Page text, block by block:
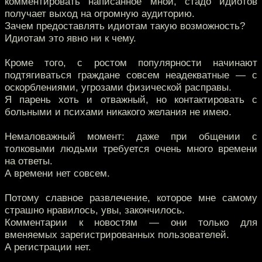
получает выход на огромную аудиторию.
Зачем предоставлять идиотам такую возможность?
Идиотам это явно ни к чему.
Кроме того, с ростом популярности начинают
подтягиваться граждане совсем неадекватные — с
оскорблениями, угрозами физической расправы.
Я парень хоть и отважный, но контактировать с
больными и психами никакого желания не имею.
Немаловажный момент: даже при общении с
толковыми людьми требуется очень много времени
на ответы.
А времени нет совсем.
Потому славное развлечение, которое мне самому
страшно нравилось, увы, закончилось.
Комментарии к новостям — они только для
вменяемых зарегистрированных пользователей.
А регистрации нет.